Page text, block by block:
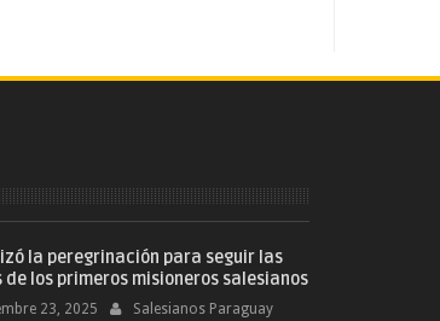
la peregrinación para seguir las
de los primeros misioneros salesianos
23, 2025 Salesianos Paraguay